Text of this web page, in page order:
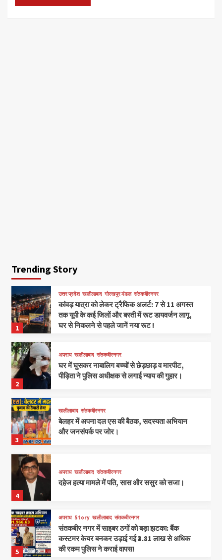
Trending Story
1
उत्तर प्रदेश खलीलाबाद गोरखपुर मंडल संतकबीरनगर
कांवड़ यात्रा को लेकर ट्रैफिक अलर्ट: 7 से 11 अगस्त
तक यूपी के कई जिलों और बस्ती में रूट डायवर्जन लागू,
घर से निकलने से पहले जानें नया रूट !
2
अपराध खलीलाबाद संतकबीरनगर
घर में घुसकर नाबालिग बच्चों से छेड़छाड़ व मारपीट,
पीड़िता ने पुलिस अधीक्षक से लगाई न्याय की गुहार।
3
खलीलाबाद संतकबीरनगर
बेलहर में अपना दल एस की बैठक, सदस्यता अभियान
और जनसंपर्क पर जोर।
4
अपराध खलीलाबाद संतकबीरनगर
दहेज हत्या मामले में पति, सास और ससुर को सजा।
5
अपराध Story खलीलाबाद संतकबीरनगर
संतकबीर नगर में साइबर ठगों को बड़ा झटका: बैंक
कस्टमर केयर बनकर उड़ाई गई ₹3.81 लाख से अधिक
की रकम पुलिस ने कराई वापस!